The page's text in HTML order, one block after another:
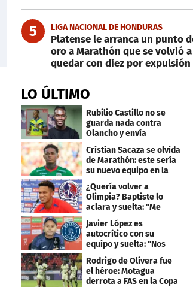
5 LIGA NACIONAL DE HONDURAS
Platense le arranca un punto
oro a Marathón que se volvió a
quedar con diez por expulsión
LO ÚLTIMO
Rubilio Castillo no se
guarda nada contra
Olancho y envía
mensaje a Bengtson
Cristian Sacaza se olvida
de Marathón: este sería
su nuevo equipo en la
Liga Nacional
¿Quería volver a
Olimpia? Baptiste lo
aclara y suelta: "Me
faltaba un equipo
grande"
Javier López es
autocrítico con su
equipo y suelta: "Nos
costó muchísimo..."
Rodrigo de Olivera fue
el héroe: Motagua
derrota a FAS en la Copa